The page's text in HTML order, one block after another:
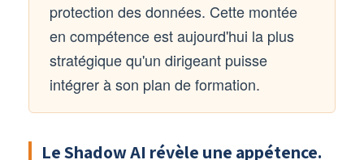
protection des données. Cette montée
en compétence est aujourd'hui la plus
stratégique qu'un dirigeant puisse
intégrer à son plan de formation.
Le Shadow AI révèle une appétence.